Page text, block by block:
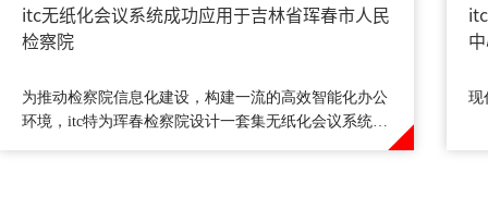
itc无纸化会议系统成功应用于吉林省珲春市人民
检察院
为推动检察院信息化建设，构建一流的高效智能化办公
环境，itc特为珲春检察院设计一套集无纸化会议系统、
现